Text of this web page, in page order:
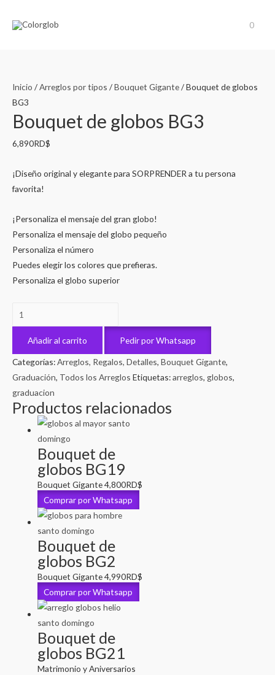
0
Inicio /Arreglos por tipos /Bouquet Gigante/ Bouquet de globos
BG3
Bouquet de globos BG3
6,890RD$
¡Diseño original y elegante para SORPRENDER a tu persona
favorita!
¡Personaliza el mensaje del gran globo!
Personaliza el mensaje del globo pequeño
Personaliza el número
Puedes elegir los colores que prefieras.
Personaliza el globo superior
Bouquet
de
globos
BG3
Añadir al carrito Pedir por Whatsapp
Categorías:Arreglos, Regalos, Detalles, Bouquet Gigante,
Graduación, Todos los Arreglos Etiquetas:arreglos, globos,
graduacion
Productos relacionados
Bouquet de
globos BG19
Bouquet Gigante4,800RD$
Comprar por Whatsapp
Bouquet de
globos BG2
Bouquet Gigante4,990RD$
Comprar por Whatsapp
Bouquet de
globos BG21
Matrimonio y Aniversarios